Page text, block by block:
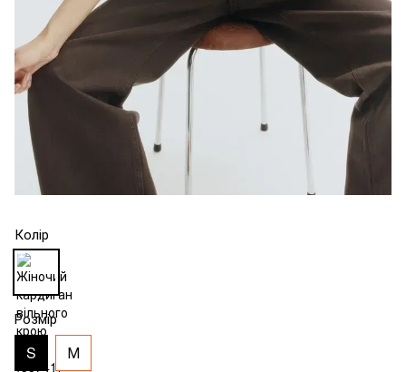
Колір
Розмір
S М